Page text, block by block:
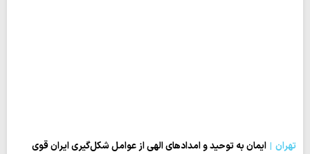
تهران
ایمان به توحید و امدادهای الهی از عوامل شکل‌گیری ایران قوی